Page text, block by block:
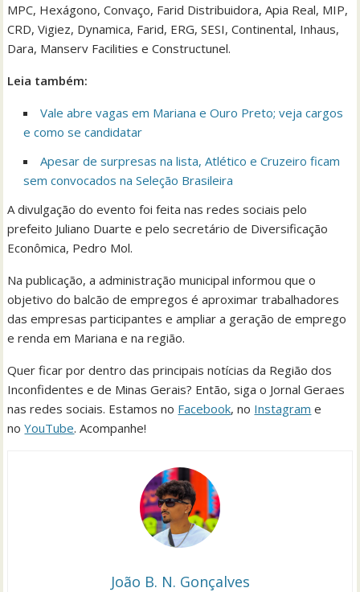
MPC, Hexágono, Convaço, Farid Distribuidora, Apia Real, MIP,
CRD, Vigiez, Dynamica, Farid, ERG, SESI, Continental, Inhaus,
Dara, Manserv Facilities e Constructunel.
Leia também:
Vale abre vagas em Mariana e Ouro Preto; veja cargos
e como se candidatar
Apesar de surpresas na lista, Atlético e Cruzeiro ficam
sem convocados na Seleção Brasileira
A divulgação do evento foi feita nas redes sociais pelo
prefeito Juliano Duarte e pelo secretário de Diversificação
Econômica, Pedro Mol.
Na publicação, a administração municipal informou que o
objetivo do balcão de empregos é aproximar trabalhadores
das empresas participantes e ampliar a geração de emprego
e renda em Mariana e na região.
Quer ficar por dentro das principais notícias da Região dos
Inconfidentes e de Minas Gerais? Então, siga o Jornal Geraes
nas redes sociais. Estamos no Facebook, no Instagram e
noYouTube. Acompanhe!
João B. N. Gonçalves